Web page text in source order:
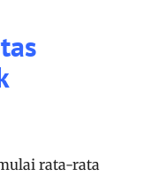
rata-rata